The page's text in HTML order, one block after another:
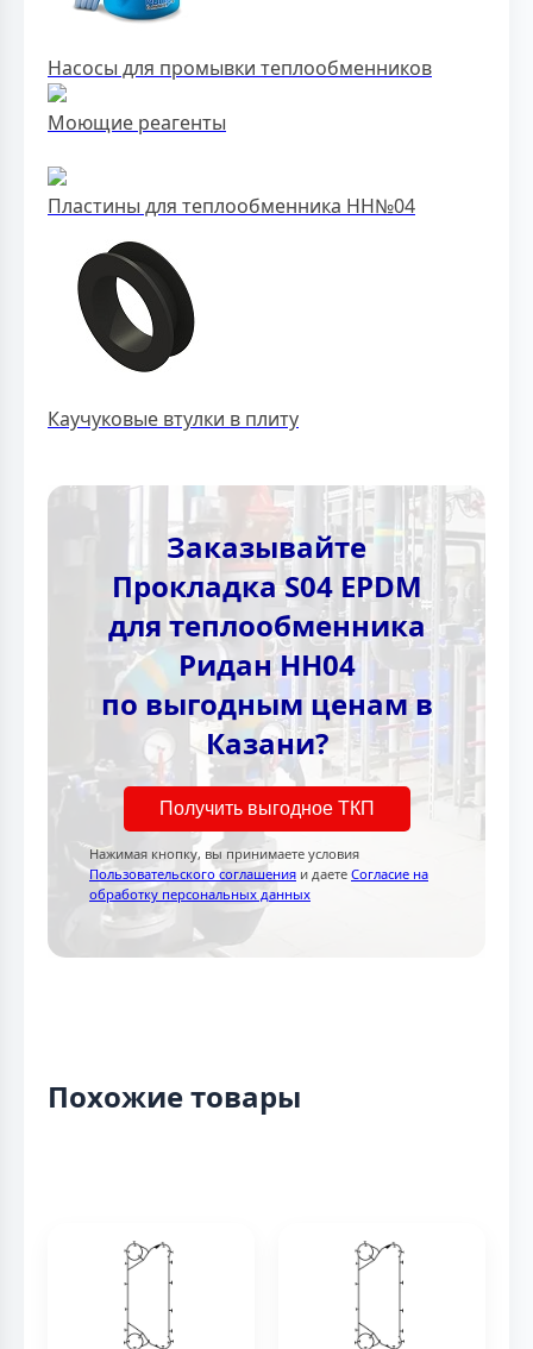
Насосы для промывки теплообменников
Моющие реагенты
Пластины для теплообменника НН№04
Каучуковые втулки в плиту
Заказывайте
Прокладка S04 EPDM
для теплообменника
Ридан НН04
по выгодным ценам в
Казани?
Получить выгодное ТКП
Нажимая кнопку, вы принимаете условия
Пользовательского соглашения и даете Согласие на
обработку персональных данных
Похожие товары